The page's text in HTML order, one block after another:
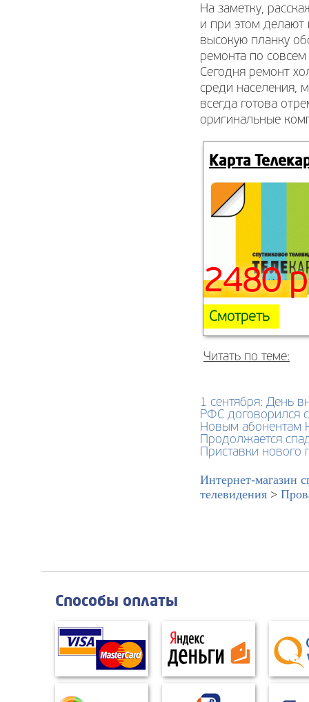
На заметку,
и при этом делают
высокую планку
ремонта по
Сегодня ремонт
среди населения,
всегда готова
оригинальные
Карта
Смотреть
2480 р
Читать по теме:
1 сентября: День
РФС договорился
Новым абонентам
Продолжается
Приставки нового
Интернет-магазин
телевидения >
Способы оплаты